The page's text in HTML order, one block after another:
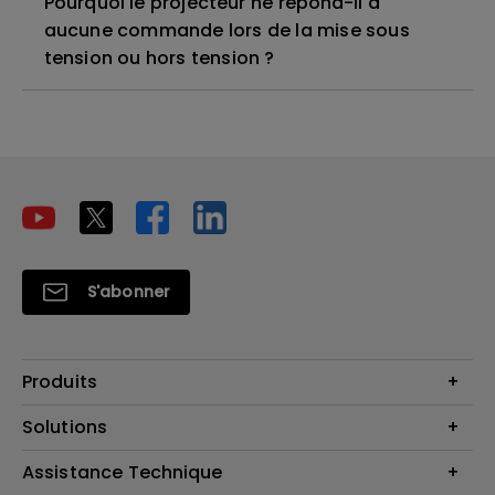
aucune commande lors de la mise sous
tension ou hors tension ?
S'abonner
Produits
Vidéoprojecteurs
Éclairage
Solutions
Business Display
Assistance Technique